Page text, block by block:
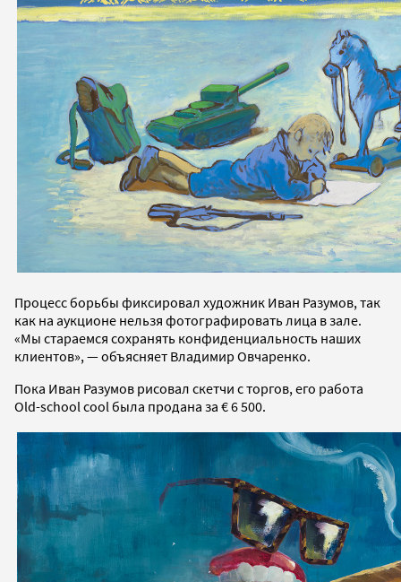
Процесс борьбы фиксировал художник Иван Разумов, так
как на аукционе нельзя фотографировать лица в зале.
«Мы стараемся сохранять конфиденциальность наших
клиентов», — объясняет Владимир Овчаренко.
Пока Иван Разумов рисовал скетчи с торгов, его работа
Old-school cool была продана за € 6 500.